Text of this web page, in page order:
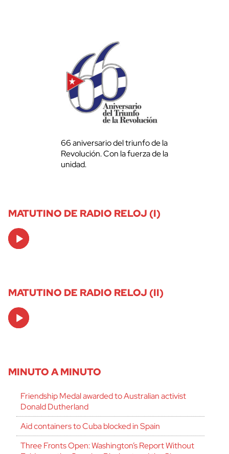
66 aniversario del triunfo de la
Revolución. Con la fuerza de la
unidad.
MATUTINO DE RADIO RELOJ (I)
Audio
Player
MATUTINO DE RADIO RELOJ (II)
Audio
Player
MINUTO A MINUTO
Friendship Medal awarded to Australian activist
Donald Dutherland
Aid containers to Cuba blocked in Spain
Three Fronts Open: Washington’s Report Without